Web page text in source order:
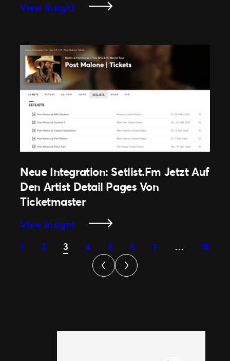
View Insight
Gewinnt
Bei
Den
2025
Sports
Den
Die
Besten
Daten
Analysen
Neue Integration: Setlist.fm Jetzt Auf
Den Artist Detail Pages Von
Ticketmaster
View Insight
Integration:
Setlist.fm
Jetzt
1 2 3 4 5 6 7 … 15